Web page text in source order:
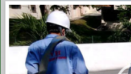
Các phương